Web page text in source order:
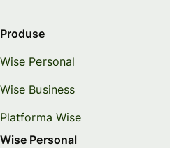
Produse
Wise Personal
Wise Business
Platforma Wise
Wise Personal